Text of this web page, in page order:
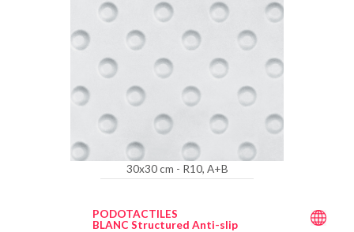
30x30 cm - R10, A+B
PODOTACTILES
BLANC Structured Anti-slip